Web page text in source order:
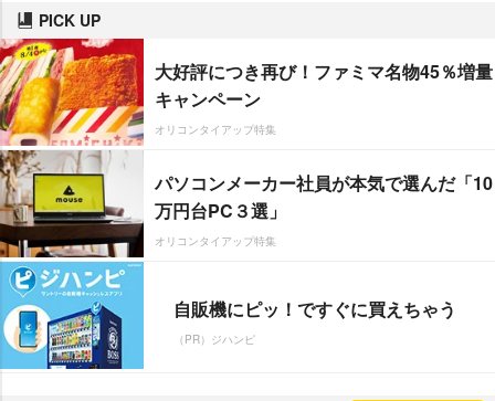
PICK UP
大好評につき再び！ファミマ名物45％増量
キャンペーン
オリコンタイアップ特集
パソコンメーカー社員が本気で選んだ「10
万円台PC３選」
オリコンタイアップ特集
自販機にピッ！ですぐに買えちゃう
（PR）ジハンピ